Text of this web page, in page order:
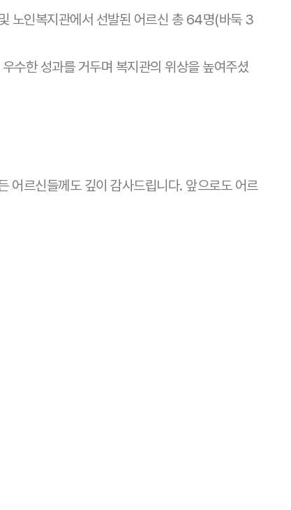
노인복지관에서 선발된 어르신 총 64명(바둑 3
수한 성과를 거두며 복지관의 위상을 높여주셨
어르신들께도 깊이 감사드립니다. 앞으로도 어르